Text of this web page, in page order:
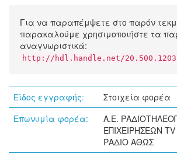
Για να παραπέμψετε στο παρόν
παρακαλούμε χρησιμοποιήστε τα
αναγνωριστικά:
http://hdl.handle.net/
Είδος εγγραφής:
Στοιχεία φορέα
Επωνυμία φορέα:
Α.Ε.
ΕΠΙΧΕΙΡΗΣΕΩΝ
ΡΑΔΙΟ ΑΘΩΣ